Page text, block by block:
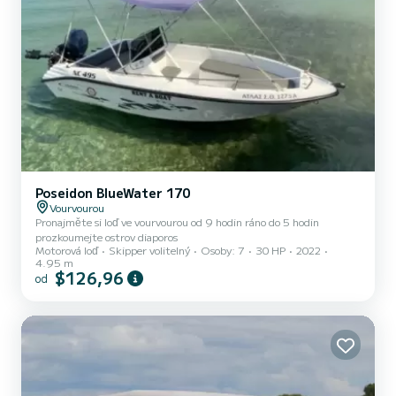
Poseidon BlueWater 170
Vourvourou
Pronajměte si loď ve vourvourou od 9 hodin ráno do 5 hodin
prozkoumejte ostrov diaporos
Motorová loď
Skipper volitelný Osoby: 7 30 HP
2022
4.95 m
od $126,96